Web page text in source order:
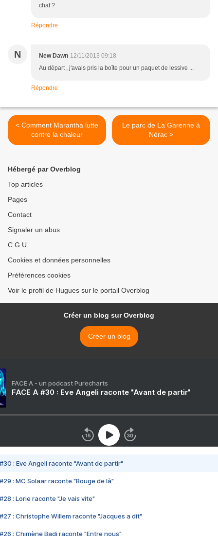
chat ?
Répondre
N New Dawn 12/11/2013 09:18
Au départ , j'avais pris la boîte pour un paquet de lessive ...
Répondre
< Comment Marantha lutte
contre la chaleur
Le parc de La Garenne à
Nérac >
Hébergé par Overblog
Top articles
Pages
Contact
Signaler un abus
C.G.U.
Cookies et données personnelles
Préférences cookies
Voir le profil de Hugues sur le portail Overblog
Créer un blog sur Overblog
Créer un blog
FACE A - un podcast Purecharts
FACE A #30 : Eve Angeli raconte "Avant de partir"
#30 : Eve Angeli raconte "Avant de partir"
#29 : MC Solaar raconte "Bouge de là"
#28 : Lorie raconte "Je vais vite"
#27 : Christophe Willem raconte "Jacques a dit"
#26 : Chimène Badi raconte "Entre nous"